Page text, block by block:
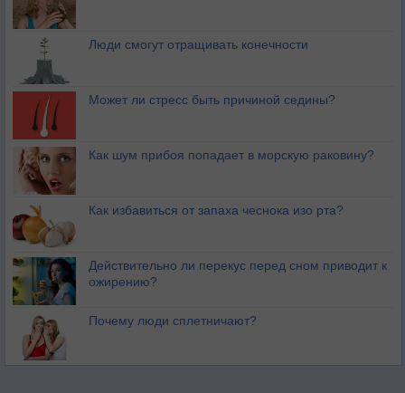
Люди смогут отращивать конечности
Может ли стресс быть причиной седины?
Как шум прибоя попадает в морскую раковину?
Как избавиться от запаха чеснока изо рта?
Действительно ли перекус перед сном приводит к
ожирению?
Почему люди сплетничают?